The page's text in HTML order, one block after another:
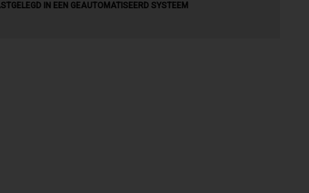
IN EEN GEAUTOMATISEERD SYSTEEM